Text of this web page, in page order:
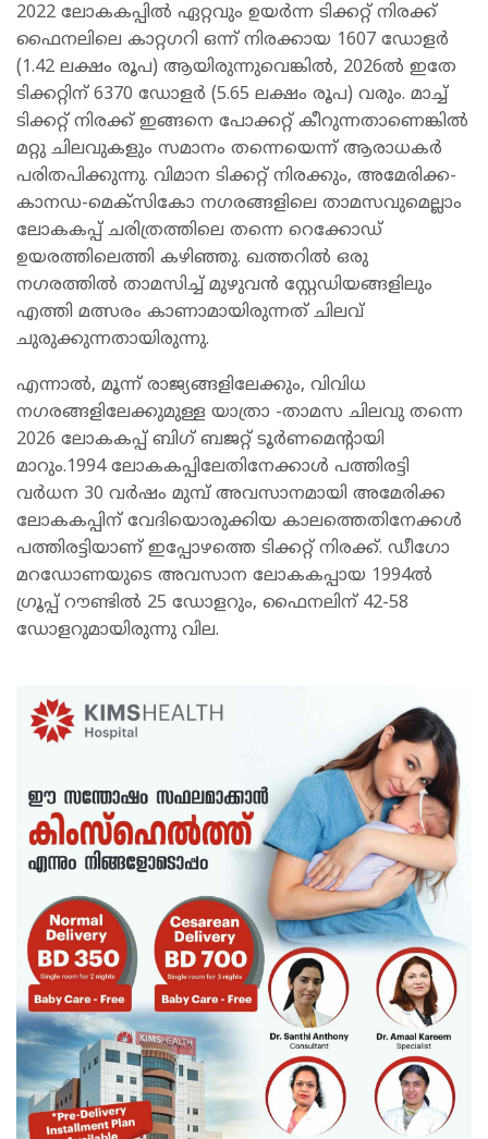
2022 ലോകകപ്പിൽ ഏറ്റവും ഉയർന്ന ടിക്കറ്റ് നിരക്ക്
ഫൈനലിലെ കാറ്റഗറി ഒന്ന് നിരക്കായ 1607 ഡോളർ
(1.42 ലക്ഷം രൂപ) ആയിരുന്നുവെങ്കിൽ, 2026ൽ ഇതേ
ടിക്കറ്റിന് 6370 ഡോളർ (5.65 ലക്ഷം രൂപ) വരും. മാച്ച്
ടിക്കറ്റ് നിരക്ക് ഇങ്ങനെ പോക്കറ്റ് കീറുന്നതാണെങ്കിൽ
മറ്റു ചിലവുകളും സമാനം തന്നെയെന്ന് ആരാധകർ
പരിതപിക്കുന്നു. വിമാന ടിക്കറ്റ് നിരക്കും, അമേരിക്ക-
കാനഡ-മെക്സികോ നഗരങ്ങളിലെ താമസവുമെല്ലാം
ലോകകപ്പ് ചരിത്രത്തിലെ തന്നെ റെക്കോഡ്
ഉയരത്തിലെത്തി കഴിഞ്ഞു. ഖത്തറിൽ ഒരു
നഗരത്തിൽ താമസിച്ച് മുഴുവൻ സ്റ്റേഡിയങ്ങളിലും
എത്തി മത്സരം കാണാമായിരുന്നത് ചിലവ്
ചുരുക്കുന്നതായിരുന്നു.
എന്നാൽ, മൂന്ന് രാജ്യങ്ങളിലേക്കും, വിവിധ
നഗരങ്ങളിലേക്കുമുള്ള യാത്രാ -താമസ ചിലവു തന്നെ
2026 ലോകകപ്പ് ബിഗ് ബജറ്റ് ടൂർണമെന്റായി
മാറും.1994 ലോകകപ്പിലേതിനേക്കാൾ പത്തിരട്ടി
വർധന 30 വർഷം മുമ്പ് അവസാനമായി അമേരിക്ക
ലോകകപ്പിന് വേദിയൊരുക്കിയ കാലത്തെതിനേക്കൾ
പത്തിരട്ടിയാണ് ഇപ്പോഴത്തെ ടിക്കറ്റ് നിരക്ക്. ഡീഗോ
മറഡോണയുടെ അവസാന ലോകകപ്പായ 1994ൽ
ഗ്രൂപ്പ് റൗണ്ടിൽ 25 ഡോളറും, ഫൈനലിന് 42-58
ഡോളറുമായിരുന്നു വില.